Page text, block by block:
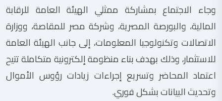
وجاء الاجتماع بمشاركة ممثلي الهيئة العامة للرقابة
المالية، والبورصة المصرية، وشركة مصر للمقاصة، ووزارة
الاتصالات وتكنولوجيا المعلومات، إلى جانب الهيئة العامة
للاستثمار، وذلك بهدف بناء منظومة إلكترونية متكاملة تتيح
اعتماد المحاضر وتسريع إجراءات زيادات رؤوس الأموال
وتحديث البيانات بشكل فوري.